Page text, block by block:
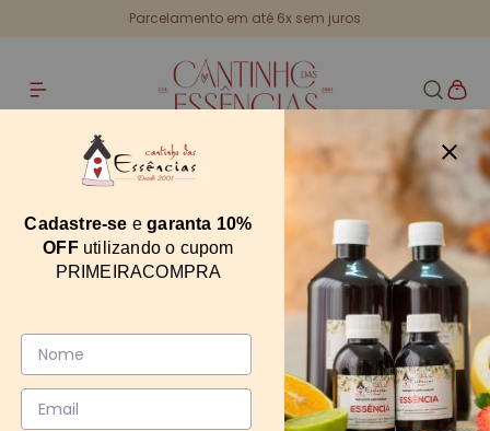
Rastreie seu pedido
Cadastre-se egaranta 10%
OFFutilizando o cupom
PRIMEIRACOMPRA